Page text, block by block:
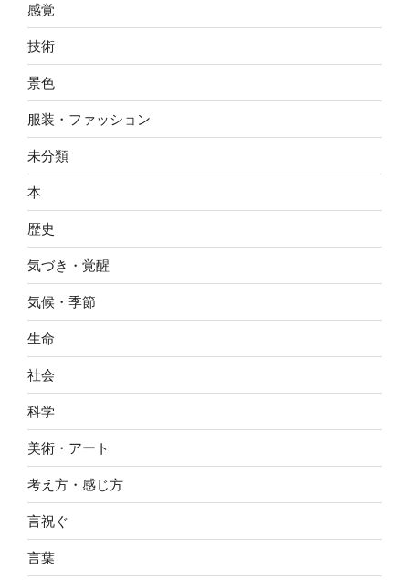
感覚
技術
景色
服装・ファッション
未分類
本
歴史
気づき・覚醒
気候・季節
生命
社会
科学
美術・アート
考え方・感じ方
言祝ぐ
言葉